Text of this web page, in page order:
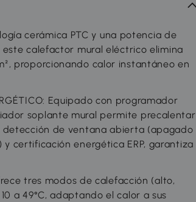
cerámica PTC y una potencia de
calefactor mural eléctrico elimina
proporcionando calor instantáneo en
Equipado con programador
soplante mural permite precalentar
detección de ventana abierta (apagado
certificación energética ERP, garantiza
tres modos de calefacción (alto,
a 49°C, adaptando el calor a sus